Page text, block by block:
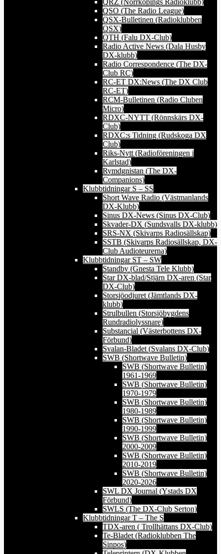
QSO (The Radio League)
QSX-Bulletinen (Radioklubben
QSX)
QTH (Falu DX-Club)
Radio Active News (Dala Husby
DX-klubb)
Radio Correspondence (The DX-
Club RC)
RC-ET DX:News (The DX Club
RC-ET)
RCM-Bulletinen (Radio Cluben
Micro)
RDXC-NYTT (Rönnskärs DX-
Club)
RDXC:s Tidning (Rudskoga DX
Club)
Riks-Nytt (Radioföreningen i
Karlstad)
Rymdgnistan (The DX-
Companions)
Klubbtidningar S – SS
Short Wave Radio (Västmanlands
DX-Klubb)
Sinus DX-News (Sinus DX-Club)
Skvader-DX (Sundsvalls DX-klubb)
SRS-NX (Skivarps Radiosällskap)
SSTB (Skivarps Radiosällskap, DX-
Club Audioteurerna)
Klubbtidningar ST – SW
Standby (Gnesta Tele Klubb)
Star DX-blad/Stjärn DX-aren (Star
DX-Club)
Storsjöodjuret (Jämtlands DX-
klubb)
Strulbullen (Storsjöbygdens
Rundradiolyssnare)
Substancial (Västerbottens DX-
Förbund)
Svalan-Bladet (Svalans DX-Club)
SWB (Shortwave Bulletin)
SWB (Shortwave Bulletin)
1961-1969
SWB (Shortwave Bulletin)
1970-1979
SWB (Shortwave Bulletin)
1980-1989
SWB (Shortwave Bulletin)
1990-1999
SWB (Shortwave Bulletin)
2000-2009
SWB (Shortwave Bulletin)
2010-2019
SWB (Shortwave Bulletin)
2020-2026
SWL DX Journal (Ystads DX
Förbund)
SWLS (The DX-Club Serton)
Klubbtidningar T – The S
TDX-aren ( Trollhättans DX-Club)
Te-Bladet (Radioklubben The
Sinpos)